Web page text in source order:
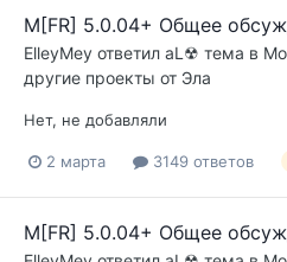
M[FR] 5.0.04+ Общее
ElleyMey ответил aL☢ тема в
другие проекты от Эла
Нет, не добавляли
2 марта 3149 ответов
M[FR] 5.0.04+ Общее